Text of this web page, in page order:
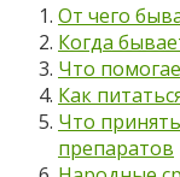
От чего
Когда
Что
Как
Что
препаратов